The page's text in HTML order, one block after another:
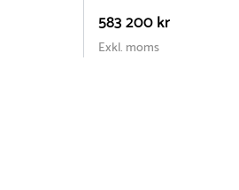
583 200 kr
Exkl. moms